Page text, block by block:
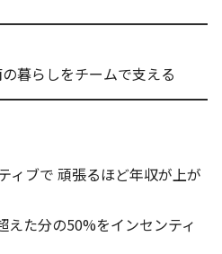
暮らしをチームで支える
ィブで 頑張るほど年収が上が
た分の50%をインセンティ